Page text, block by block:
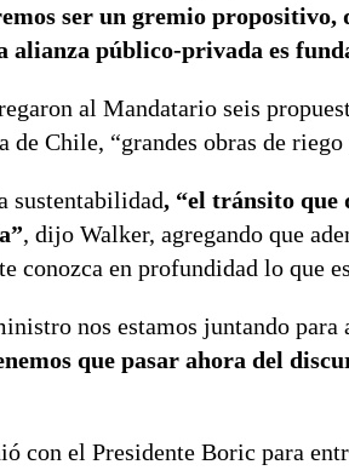
ser un gremio
alianza público-privada es
al Mandatario seis
Chile, “grandes obras de
sustentabilidad, “el tránsito que
, dijo Walker, agregando que
conozca en profundidad lo que
nos estamos juntando para
que pasar ahora del
con el Presidente Boric para